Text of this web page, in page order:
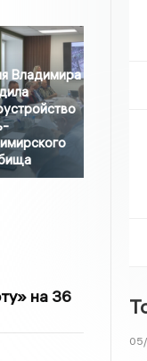
Владимира
на 36